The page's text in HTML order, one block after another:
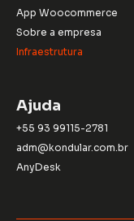
App Woocommerce
Sobre a empresa
Infraestrutura
Ajuda
+55 93 99115-2781
adm@kondular.com.br
AnyDesk